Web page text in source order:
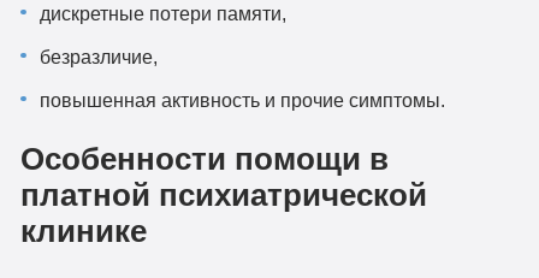
дискретные потери памяти,
безразличие,
повышенная активность и прочие симптомы.
Особенности помощи в
платной психиатрической
клинике